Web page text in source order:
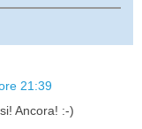
21:39
Ancora! :-)